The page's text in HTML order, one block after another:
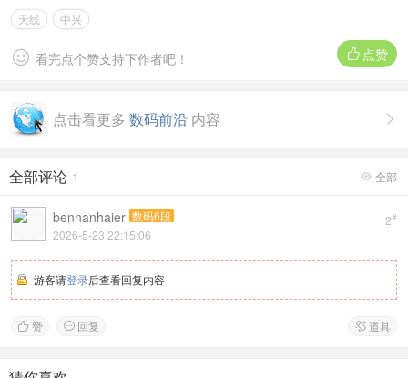
天线 中兴
 点赞
 看完点个赞支持下作者吧！

点击看更多 数码前沿 内容
 全部
全部评论 1
2#
bennanhaier 数码6段
2026-5-23 22:15:06
游客请登录后查看回复内容
 赞  回复  道具